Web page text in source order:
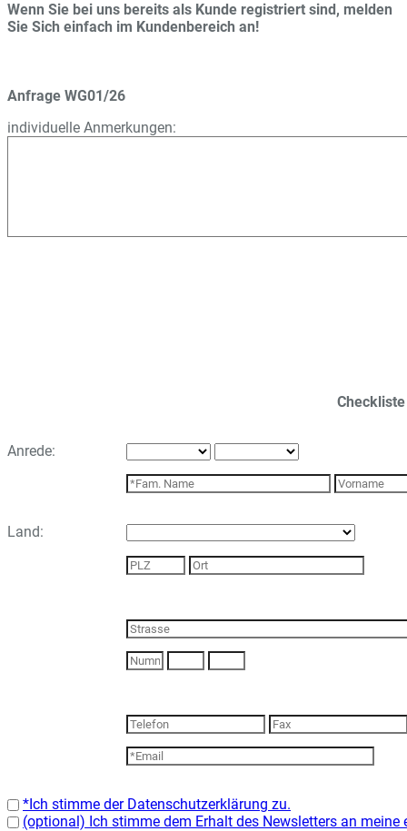
Wenn Sie bei uns bereits als Kunde registriert sind, melden
Sie Sich einfach im Kundenbereich an!
Anfrage WG01/26
individuelle Anmerkungen:
Checkliste
Anrede:
Land:
*Ich stimme der Datenschutzerklärung zu.
(optional) Ich stimme dem Erhalt des Newsletters an meine